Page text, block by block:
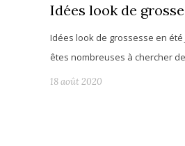
Idées look de
Idées look de grossesse en été
êtes nombreuses à chercher
18 août 2020